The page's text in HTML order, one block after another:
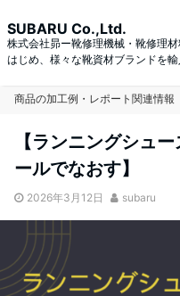
SUBARU Co.,Ltd.
株式会社昴ー靴修理機械・靴修理
はじめ、様々な靴資材ブランドを輸
商品の加工例・レポート関連情報
【ランニングシュ
ールでなおす】
2026年3月12日 subaru